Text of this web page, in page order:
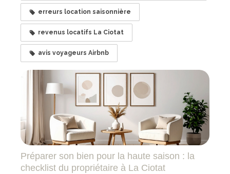
erreurs location saisonnière
revenus locatifs La Ciotat
avis voyageurs Airbnb
Préparer son bien pour la haute saison : la
checklist du propriétaire à La Ciotat